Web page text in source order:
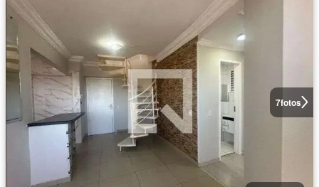
7fotos